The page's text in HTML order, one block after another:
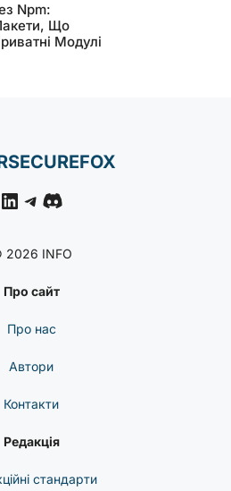
Npm:
Що
Модулі
LinkedIn
Telegram
Discord
2026 INFO
Про сайт
Про нас
Автори
Контакти
Редакція
стандарти